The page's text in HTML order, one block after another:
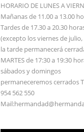
HORARIO DE LUNES A
Mañanas de 11.00 a 13.00
Tardes de 17.30 a 20.30
(excepto los viernes de
la tarde permanecerá
MARTES de 17:30 a 19:30
sábados y domingos
permaneceremos cerrados
954 562 550